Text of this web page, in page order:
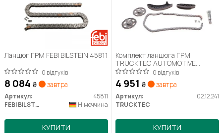
Ланцюг ГРМ FEBI BILSTEIN 45811
0 відгуків
8 084 ₴ завтра
Артикул:
45811
FEBI BILSTEIN
Німеччина
КУПИТИ
Комплект ланцюга ГРМ
TRUCKTEC AUTOMOTIVE
02.12.241
0 відгуків
4 951 ₴ завтра
Артикул:
02.12.241
TRUCKTEC
КУПИТИ